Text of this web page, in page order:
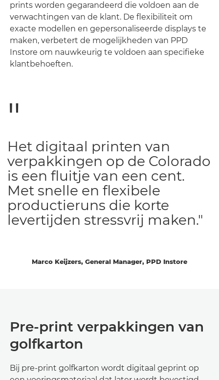
prints worden gegarandeerd die voldoen aan de
verwachtingen van de klant. De flexibiliteit om
exacte modellen en gepersonaliseerde displays te
maken, verbetert de mogelijkheden van PPD
Instore om nauwkeurig te voldoen aan specifieke
klantbehoeften.
Marco Keijzers, General Manager, PPD Instore
Het digitaal printen van
verpakkingen op de Colorado
is een fluitje van een cent.
Met snelle en flexibele
productieruns die korte
levertijden stressvrij maken."
Pre-print verpakkingen van
golfkarton
Bij pre-print golfkarton wordt digitaal geprint op